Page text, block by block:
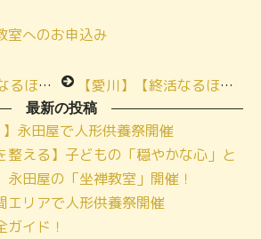
室へのお申込み
れと費用について 【愛川】【終活なるほど教室】葬儀後の手続き ご参加ありがとうございます
最新の投稿
】永田屋で人形供養祭開催
整える】子どもの「穏やかな心」と
永田屋の「坐禅教室」開催！
エリアで人形供養祭開催
イド！